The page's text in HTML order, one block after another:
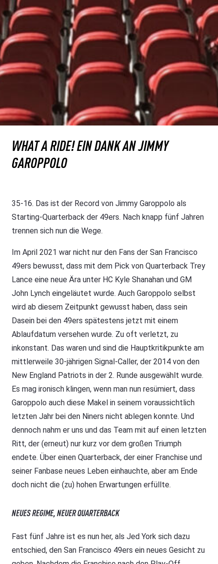
WHAT A RIDE! EIN DANK AN JIMMY
GAROPPOLO
35-16. Das ist der Record von Jimmy Garoppolo als
Starting-Quarterback der 49ers. Nach knapp fünf Jahren
trennen sich nun die Wege.
Im April 2021 war nicht nur den Fans der San Francisco
49ers bewusst, dass mit dem Pick von Quarterback Trey
Lance eine neue Ära unter HC Kyle Shanahan und GM
John Lynch eingeläutet wurde. Auch Garoppolo selbst
wird ab diesem Zeitpunkt gewusst haben, dass sein
Dasein bei den 49ers spätestens jetzt mit einem
Ablaufdatum versehen wurde. Zu oft verletzt, zu
inkonstant. Das waren und sind die Hauptkritikpunkte am
mittlerweile 30-jährigen Signal-Caller, der 2014 von den
New England Patriots in der 2. Runde ausgewählt wurde.
Es mag ironisch klingen, wenn man nun resümiert, dass
Garoppolo auch diese Makel in seinem voraussichtlich
letzten Jahr bei den Niners nicht ablegen konnte. Und
dennoch nahm er uns und das Team mit auf einen letzten
Ritt, der (erneut) nur kurz vor dem großen Triumph
endete. Über einen Quarterback, der einer Franchise und
seiner Fanbase neues Leben einhauchte, aber am Ende
doch nicht die (zu) hohen Erwartungen erfüllte.
NEUES REGIME, NEUER QUARTERBACK
Fast fünf Jahre ist es nun her, als Jed York sich dazu
entschied, den San Francisco 49ers ein neues Gesicht zu